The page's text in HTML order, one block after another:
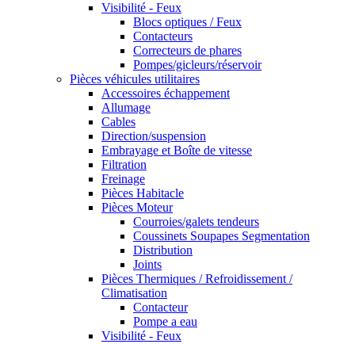
Visibilité - Feux
Blocs optiques / Feux
Contacteurs
Correcteurs de phares
Pompes/gicleurs/réservoir
Pièces véhicules utilitaires
Accessoires échappement
Allumage
Cables
Direction/suspension
Embrayage et Boîte de vitesse
Filtration
Freinage
Pièces Habitacle
Pièces Moteur
Courroies/galets tendeurs
Coussinets Soupapes Segmentation
Distribution
Joints
Pièces Thermiques / Refroidissement /
Climatisation
Contacteur
Pompe a eau
Visibilité - Feux